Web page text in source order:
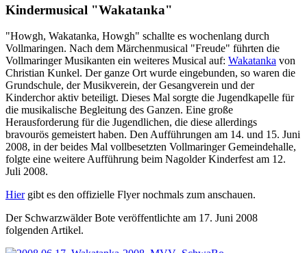
Kindermusical "Wakatanka"
"Howgh, Wakatanka, Howgh" schallte es wochenlang durch
Vollmaringen. Nach dem Märchenmusical "Freude" führten die
Vollmaringer Musikanten ein weiteres Musical auf: Wakatanka von
Christian Kunkel. Der ganze Ort wurde eingebunden, so waren die
Grundschule, der Musikverein, der Gesangverein und der
Kinderchor aktiv beteiligt. Dieses Mal sorgte die Jugendkapelle für
die musikalische Begleitung des Ganzen. Eine große
Herausforderung für die Jugendlichen, die diese allerdings
bravourös gemeistert haben. Den Aufführungen am 14. und 15. Juni
2008, in der beides Mal vollbesetzten Vollmaringer Gemeindehalle,
folgte eine weitere Aufführung beim Nagolder Kinderfest am 12.
Juli 2008.
Hiergibt es den offizielle Flyer nochmals zum anschauen.
Der Schwarzwälder Bote veröffentlichte am 17. Juni 2008
folgenden Artikel.